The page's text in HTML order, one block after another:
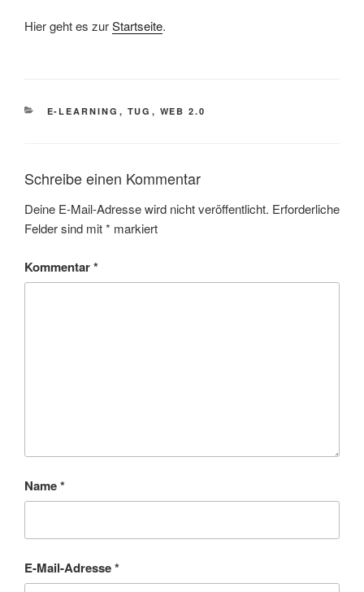
Hier geht es zurStartseite.
KATEGORIEN
E-LEARNING , TUG , WEB 2.0
Schreibe einen Kommentar
Deine E-Mail-Adresse wird nicht veröffentlicht. Erforderliche
Felder sind mit* markiert
Kommentar*
Name*
E-Mail-Adresse*